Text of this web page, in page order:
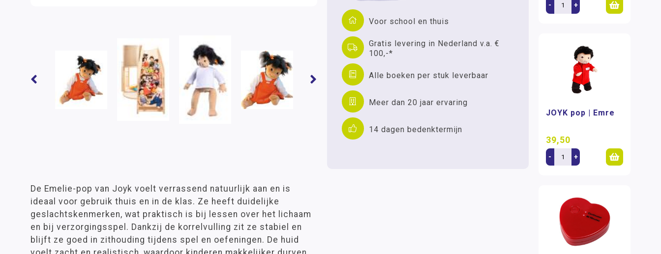
Voor school en thuis
Gratis levering in Nederland v.a. €
100,-*
Alle boeken per stuk leverbaar
Meer dan 20 jaar ervaring
14 dagen bedenktermijn
De Emelie-pop van Joyk voelt verrassend natuurlijk aan en is
ideaal voor gebruik thuis en in de klas. Ze heeft duidelijke
geslachtskenmerken, wat praktisch is bij lessen over het lichaam
en bij verzorgingsspel. Dankzij de korrelvulling zit ze stabiel en
blijft ze goed in zithouding tijdens spel en oefeningen. De huid
- +
JOYK pop | Emre
39,50
- +